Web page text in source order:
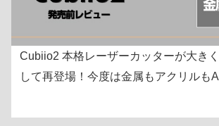
Cubiio2 本格レーザーカッターが大き
して再登場！今度は金属もアクリルも